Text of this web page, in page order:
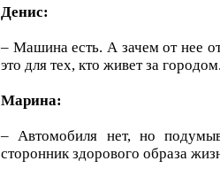
Денис:
– Машина есть. А зачем от нее
это для тех, кто живет за
Марина:
– Автомобиля нет, но
сторонник здорового образа